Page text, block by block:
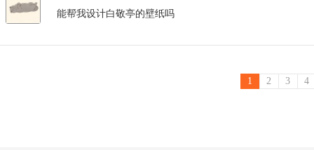
能帮我设计白敬亭的壁纸吗
1 2 3 4